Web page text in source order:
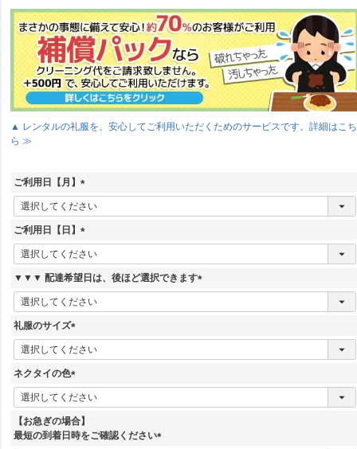
▲ レンタルの礼服を、安心してご利用いただくためのサービスです。詳細はこち
ら ≫
ご利用日【月】
(
必
須
)
ご利用日【日】
(
必
須
)
▼▼▼ 配達希望日は、後ほど選択できます
(
必
)
礼服のサイズ
(
必
須
)
ネクタイの色
(
必
須
)
【お急ぎの場合】
最短の到着日時をご確認ください